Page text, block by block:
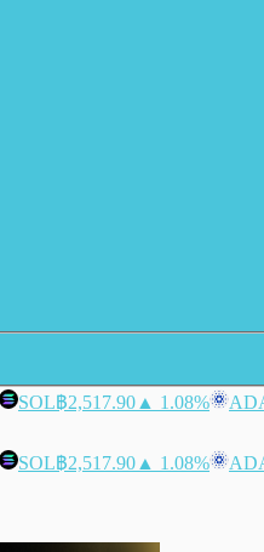
SOL฿2,517.90 ▲ 1.08%
SOL฿2,517.90 ▲ 1.08%